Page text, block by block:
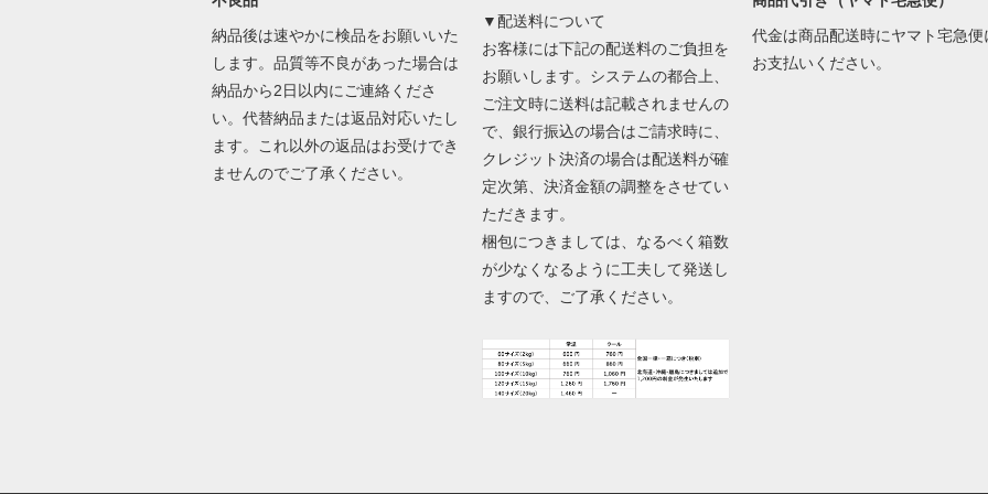
納品後は速やかに検品をお願いいた
します。品質等不良があった場合は
納品から2日以内にご連絡くださ
い。代替納品または返品対応いたし
ます。これ以外の返品はお受けでき
ませんのでご了承ください。
▼配送料について
お客様には下記の配送料のご負担を
お願いします。システムの都合上、
ご注文時に送料は記載されませんの
で、銀行振込の場合はご請求時に、
クレジット決済の場合は配送料が確
定次第、決済金額の調整をさせてい
ただきます。
梱包につきましては、なるべく箱数
が少なくなるように工夫して発送し
ますので、ご了承ください。
代金は商品配送時にヤマト宅急便
お支払いください。